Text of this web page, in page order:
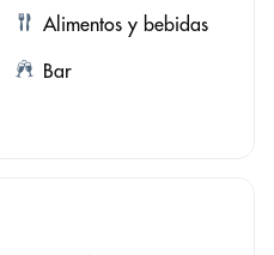
Alimentos y bebidas
Bar